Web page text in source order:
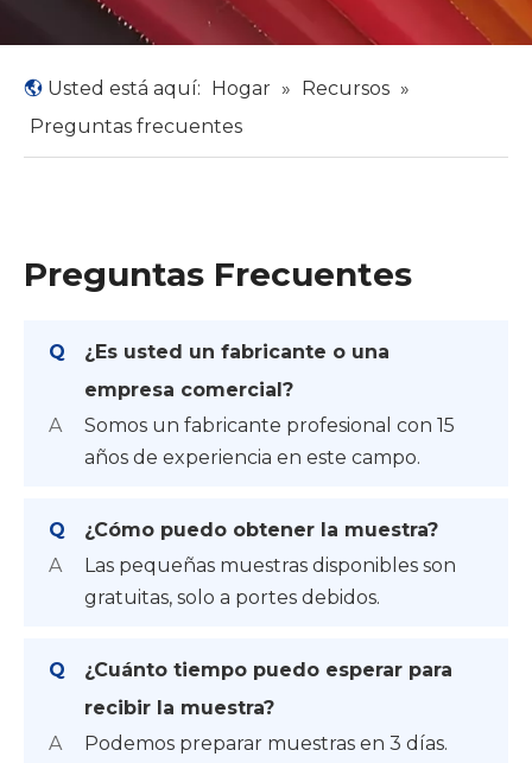
Usted está aquí: Hogar » Recursos »
Preguntas frecuentes
Preguntas Frecuentes
Q
¿Es usted un fabricante o una
empresa comercial?
A
Somos un fabricante profesional con 15
años de experiencia en este campo.
Q
¿Cómo puedo obtener la muestra?
A
Las pequeñas muestras disponibles son
gratuitas, solo a portes debidos.
Q
¿Cuánto tiempo puedo esperar para
recibir la muestra?
A
Podemos preparar muestras en 3 días.